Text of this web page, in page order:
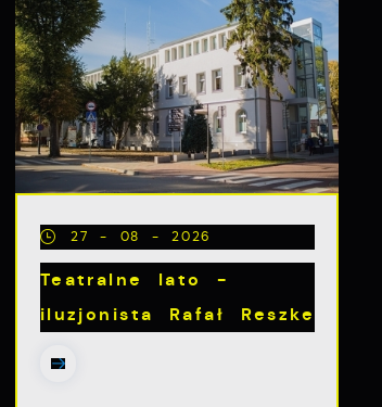
27 - 08 - 2026
Teatralne lato -
iluzjonista Rafał Reszke